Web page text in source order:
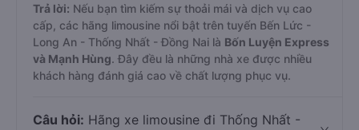
Trả lời: Nếu bạn tìm kiếm sự thoải mái và dịch vụ cao
cấp, các hãng limousine nổi bật trên tuyến Bến Lức -
Long An - Thống Nhất - Đồng Nai là Bốn Luyện Express
và Mạnh Hùng. Đây đều là những nhà xe được nhiều
khách hàng đánh giá cao về chất lượng phục vụ.
Câu hỏi: Hãng xe limousine đi Thống Nhất -